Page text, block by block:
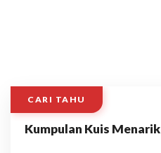
CARI TAHU
Kumpulan Kuis Menarik